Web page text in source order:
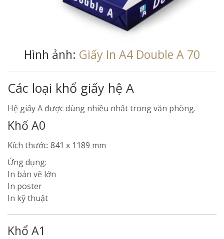
Hình ảnh: Giấy In A4 Double A 70
Các loại khổ giấy hệ A
Hệ giấy A được dùng nhiều nhất trong văn phòng.
Khổ A0
Kích thước: 841 x 1189 mm
Ứng dụng:
In bản vẽ lớn
In poster
In kỹ thuật
Khổ A1